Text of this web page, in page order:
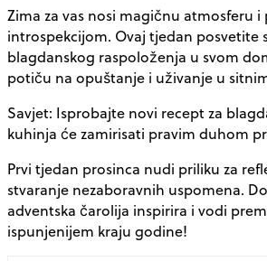
Zima za vas nosi magičnu atmosferu i
introspekcijom. Ovaj tjedan posvetite
blagdanskog raspoloženja u svom
potiču na opuštanje i uživanje u
Savjet: Isprobajte novi recept za
kuhinja će zamirisati pravim duhom
Prvi tjedan prosinca nudi priliku za
stvaranje nezaboravnih uspomena.
adventska čarolija inspirira i vodi
ispunjenijem kraju godine!